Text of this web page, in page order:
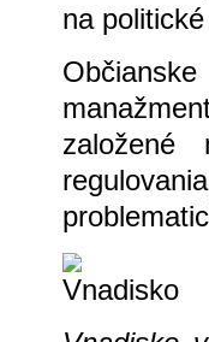
na
založené